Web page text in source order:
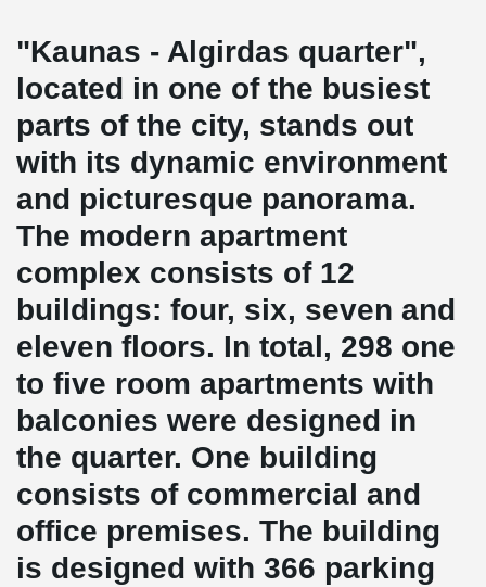
"Kaunas - Algirdas quarter",
located in one of the busiest
parts of the city, stands out
with its dynamic environment
and picturesque panorama.
The modern apartment
complex consists of 12
buildings: four, six, seven and
eleven floors. In total, 298 one
to five room apartments with
balconies were designed in
the quarter. One building
consists of commercial and
office premises. The building
is designed with 366 parking